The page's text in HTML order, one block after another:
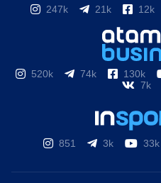
247k 21k 12k
520k 74k 130k
7k
851 3k 33k